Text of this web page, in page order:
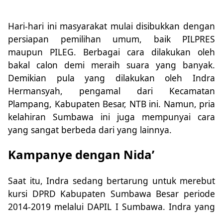
Hari-hari ini masyarakat mulai disibukkan dengan
persiapan pemilihan umum, baik PILPRES
maupun PILEG. Berbagai cara dilakukan oleh
bakal calon demi meraih suara yang banyak.
Demikian pula yang dilakukan oleh Indra
Hermansyah, pengamal dari Kecamatan
Plampang, Kabupaten Besar, NTB ini. Namun, pria
kelahiran Sumbawa ini juga mempunyai cara
yang sangat berbeda dari yang lainnya.
Kampanye dengan Nida’
Saat itu, Indra sedang bertarung untuk merebut
kursi DPRD Kabupaten Sumbawa Besar periode
2014-2019 melalui DAPIL I Sumbawa. Indra yang